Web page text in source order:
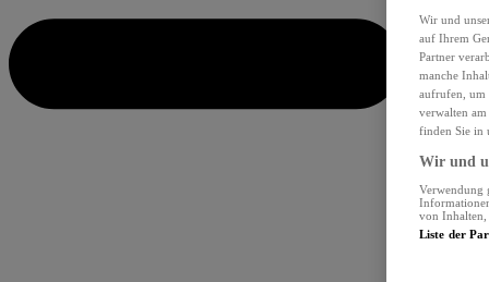
Wir und
auf Ihrem
Partner
manche
aufrufen, um
verwalten
finden Sie in
Wir und
Verwendung
von Inhalten,
Liste der